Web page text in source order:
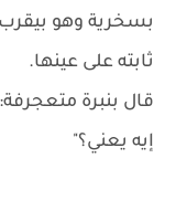
بسخرية وهو بيقرب
ثابته على عينها.
قال بنبرة
إيه يعني؟"